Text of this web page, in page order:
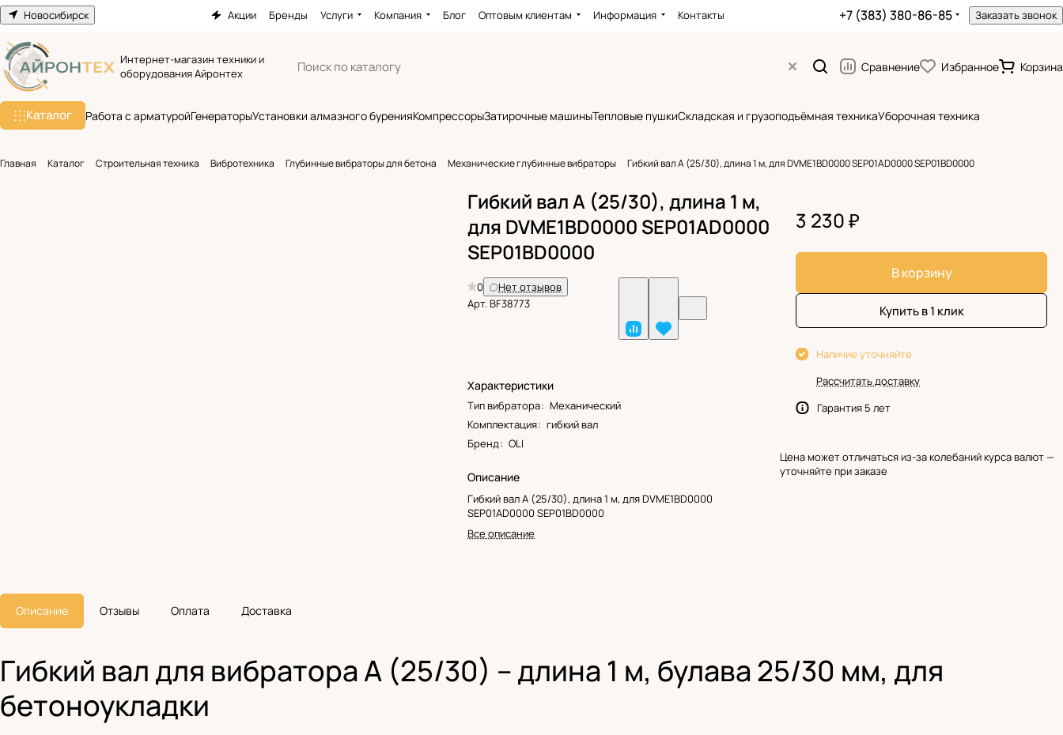
Новосибирск Акции Бренды Услуги Компания Блог Оптовым клиентам Информация Контакты +7 (383) 380-86-85 Заказать звонок
Интернет-магазин техники и
оборудования Айронтех
Сравнение Избранное Корзина
Каталог Работа с арматуройГенераторыУстановки алмазного буренияКомпрессорыЗатирочные машиныТепловые пушкиСкладская и грузоподъёмная техникаУборочная техника
Главная Каталог Строительная техника Вибротехника Глубинные вибраторы для бетона Механические глубинные вибраторы Гибкий вал A (25/30), длина 1 м, для DVME1BD0000 SEP01AD0000 SEP01BD0000
Гибкий вал A (25/30), длина 1 м,
для DVME1BD0000 SEP01AD0000
SEP01BD0000
0
Нет отзывов
Арт.BF38773
Характеристики
Тип вибратора: Механический
Комплектация: гибкий вал
Бренд: OLI
Описание
Гибкий вал A (25/30), длина 1 м, для DVME1BD0000
SEP01AD0000 SEP01BD0000
Все описание
3 230 ₽
В корзину
Купить в 1 клик
Наличие уточняйте
Рассчитать доставку
Гарантия 5 лет
Цена может отличаться из-за колебаний курса валют —
уточняйте при заказе
Описание Отзывы Оплата Доставка
Гибкий вал для вибратора A (25/30) – длина 1 м, булава 25/30 мм, для
бетоноукладки